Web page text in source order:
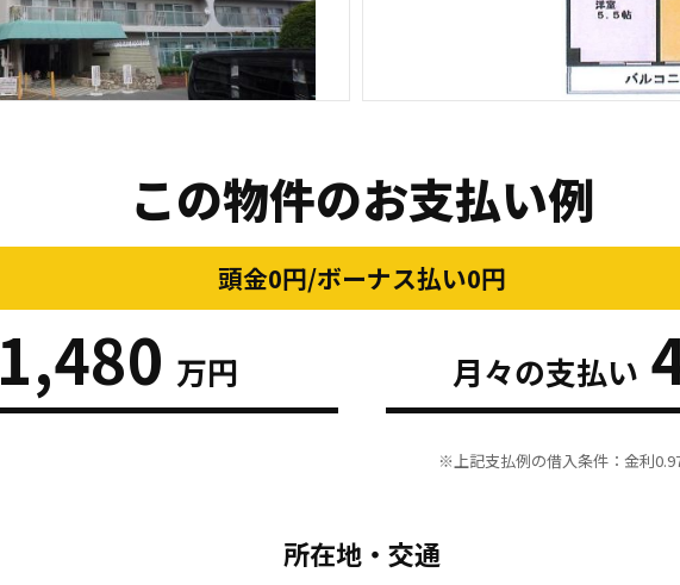
この物件のお支払い例
頭金0円/ボーナス払い0円
1,480 万円 月々の支払い
※上記支払例の借入条件：金利
所在地・交通